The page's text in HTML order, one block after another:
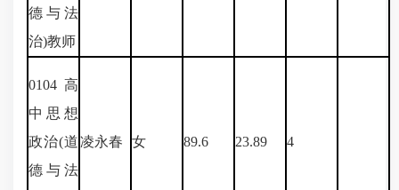
德与法
治)教师
0104 高
中思想
政治(道
德与法
凌永春 女 89.6 23.89 4